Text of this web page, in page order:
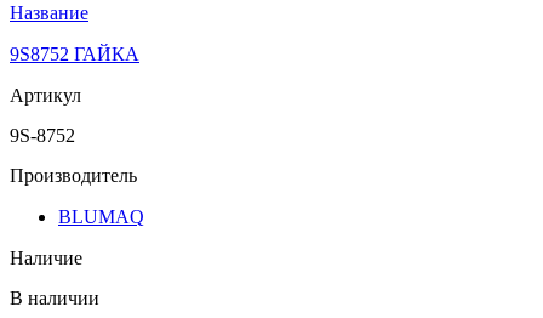
Название
9S8752 ГАЙКА
Артикул
9S-8752
Производитель
BLUMAQ
Наличие
В наличии